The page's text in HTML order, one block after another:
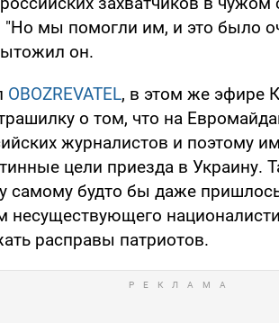
"Но мы помогли им, и это было
он.
OBOZREVATEL, в этом же эфире
о том, что на
журналистов и поэтому
цели приезда в Украину.
самому будто бы даже пришлось
несуществующего
расправы патриотов.